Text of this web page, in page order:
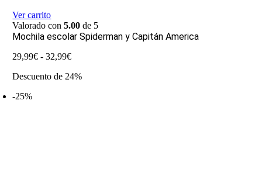
Ver carrito
Valorado con5.00 de 5
Mochila escolar Spiderman y Capitán America
29,99€ - 32,99€Rango
precios:
Descuento de 24%
-25%